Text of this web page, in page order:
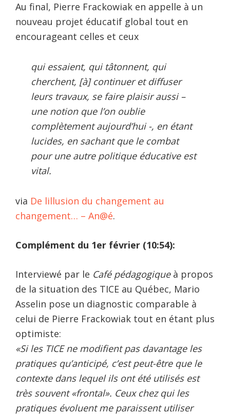
Au final, Pierre Frackowiak en appelle à un
nouveau projet éducatif global tout en
encourageant celles et ceux
qui essaient, qui tâtonnent, qui
cherchent, [à] continuer et diffuser
leurs travaux, se faire plaisir aussi –
une notion que l’on oublie
complètement aujourd’hui -, en étant
lucides, en sachant que le combat
pour une autre politique éducative est
vital.
via De lillusion du changement au
changement… – An@é.
Complément du 1er février (10:54):
Interviewé par le Café pédagogiqueà propos
de la situation des TICE au Québec, Mario
Asselin pose un diagnostic comparable à
celui de Pierre Frackowiak tout en étant plus
optimiste:
«Si les TICE ne modifient pas davantage les
pratiques qu’anticipé, c’est peut-être que le
contexte dans lequel ils ont été utilisés est
très souvent «frontal». Ceux chez qui les
pratiques évoluent me paraissent utiliser